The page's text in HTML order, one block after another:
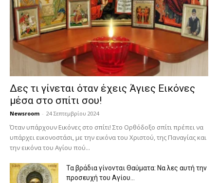
Δες τι γίνεται όταν έχεις Άγιες Εικόνες
μέσα στο σπίτι σου!
Newsroom - 24 Σεπτεμβρίου 2024
Όταν υπάρχουν Εικόνες στο σπίτι! Στο Ορθόδοξο σπίτι πρέπει να
υπάρχει εικονοστάσι, με την εικόνα του Χριστού, της Παν­αγίας και
την εικόνα του Αγίου πού...
Τα βράδια γίνονται Θαύματα: Να λες αυτή την
προσευχή του Αγίου...